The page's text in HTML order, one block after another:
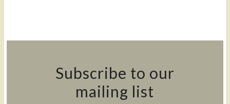
Subscribe to our
mailing list